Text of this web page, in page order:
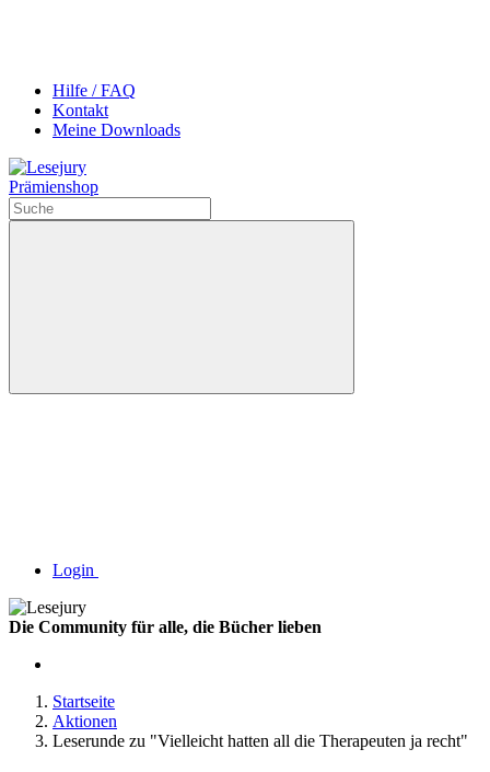
Hilfe / FAQ
Kontakt
Meine Downloads
Prämienshop
Login
Die Community für alle, die Bücher lieben
Startseite
Aktionen
Leserunde zu "Vielleicht hatten all die Therapeuten ja recht"